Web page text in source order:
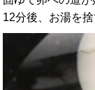
12分後、お湯を